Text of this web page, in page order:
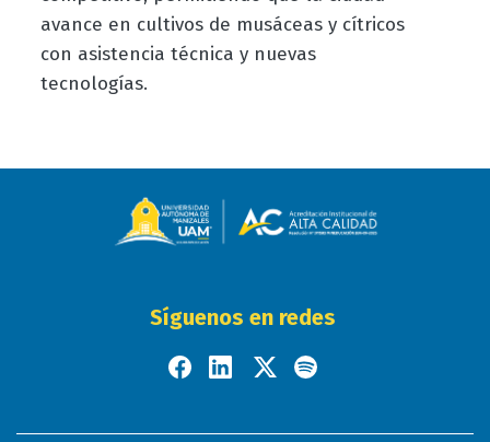
avance en cultivos de musáceas y cítricos
con asistencia técnica y nuevas
tecnologías.
Síguenos en redes